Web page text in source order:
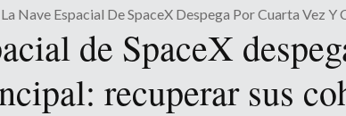
La Nave Espacial De SpaceX Despega Por Cuarta Vez
de SpaceX
recuperar sus